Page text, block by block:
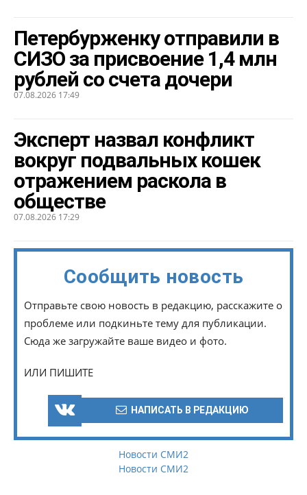
Петербурженку отправили в
СИЗО за присвоение 1,4 млн
рублей со счета дочери
07.08.2026 17:49
Эксперт назвал конфликт
вокруг подвальных кошек
отражением раскола в
обществе
07.08.2026 17:29
Сообщить новость
Отправьте свою новость в редакцию, расскажите о
проблеме или подкиньте тему для публикации.
Сюда же загружайте ваше видео и фото.
ИЛИ ПИШИТЕ
НАПИСАТЬ В РЕДАКЦИЮ
Новости СМИ2
Новости СМИ2